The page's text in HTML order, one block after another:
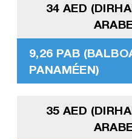
34 AED
9,26 PAB
PANAMÉEN)
35 AED